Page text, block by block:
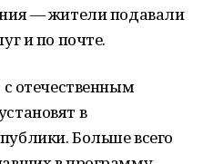
— жители подавали
и по почте.
с отечественным
в
Больше всего